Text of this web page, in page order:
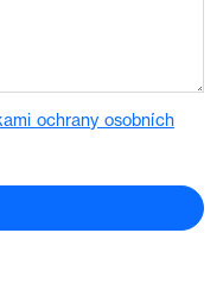
ochrany osobních